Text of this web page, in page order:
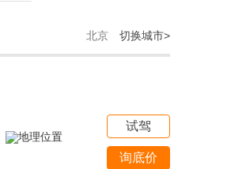
北京 切换城市>
试驾
询底价